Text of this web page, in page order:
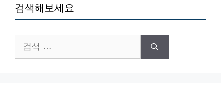
검색해보세요
색: